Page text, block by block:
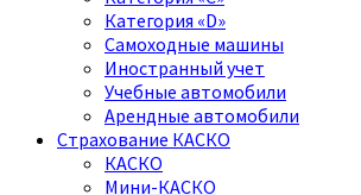
Категория «D»
Самоходные машины
Иностранный учет
Учебные автомобили
Арендные автомобили
Страхование КАСКО
КАСКО
Мини-КАСКО